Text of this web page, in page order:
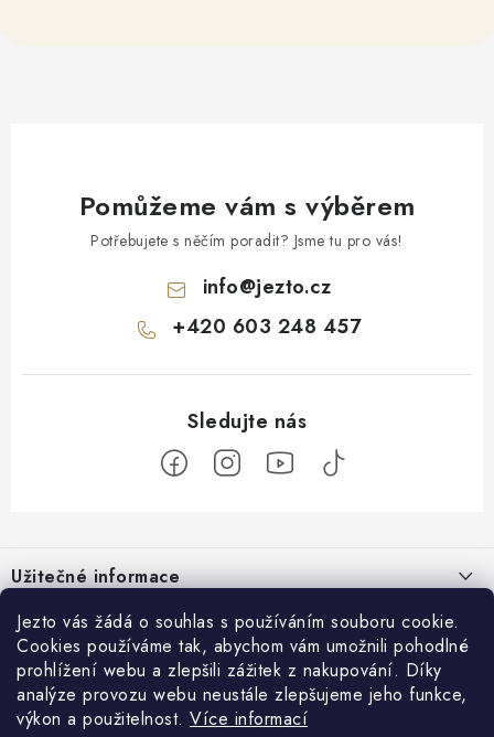
Jezto vás žádá o souhlas s používáním souboru cookie.
Cookies používáme tak, abychom vám umožnili pohodlné
prohlížení webu a zlepšili zážitek z nakupování. Díky
analýze provozu webu neustále zlepšujeme jeho funkce,
výkon a použitelnost. Více informací
Pomůžeme vám s výběrem
Potřebujete s něčím poradit? Jsme tu pro vás!
info@jezto.cz
+420 603 248 457
pUžitečné informace
O nás
Náš příběh
Firemní dárky
Zákaznický servis
Obchodní podmínky
Ochrana osobních údajů
Přijímáme online platby